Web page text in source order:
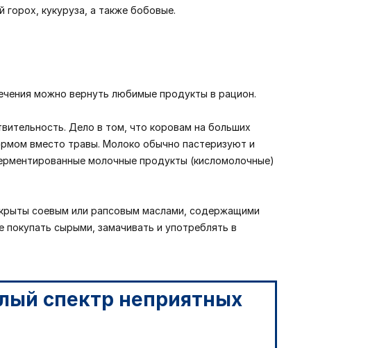
горох, кукуруза, а также бобовые.
можно вернуть любимые продукты в рацион.
Дело в том, что коровам на больших
вместо травы. Молоко обычно пастеризуют и
молочные продукты (кисломолочные)
соевым или рапсовым маслами, содержащими
сырыми, замачивать и употреблять в